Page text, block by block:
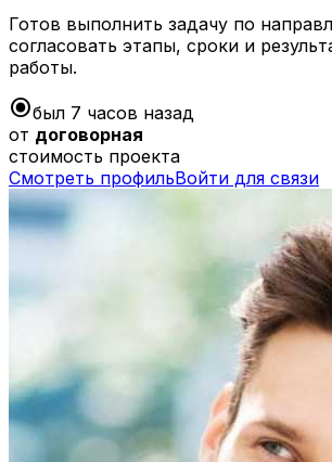
Готов выполнить задачу по
согласовать этапы, сроки и
работы.
radio_button_checkedбыл 7 часов назад
от договорная
стоимость проекта
Смотреть профильВойти для связи